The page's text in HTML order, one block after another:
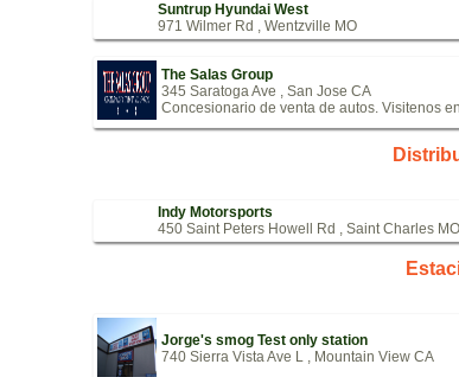
Suntrup Hyundai West
971 Wilmer Rd , Wentzville MO
The Salas Group
345 Saratoga Ave , San Jose CA
Concesionario de venta de autos. Visitenos
Indy Motorsports
450 Saint Peters Howell Rd , Saint Charles MO
Jorge's smog Test only station
740 Sierra Vista Ave L , Mountain View CA